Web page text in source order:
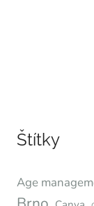
Štítky
Age